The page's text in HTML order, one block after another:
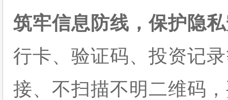
筑牢信息防线，保护隐
行卡、验证码、投资记
接、不扫描不明二维码